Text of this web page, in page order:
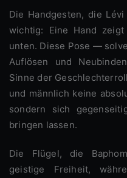
Die Handgesten, die Lévi Baphomet gab, sind ebenfalls
wichtig: Eine Hand
unten. Diese Pose —
Auflösen und
Sinne der
und männlich keine
sondern sich
bringen lassen.
Die Flügel, die Baphomet trägt, repräsentieren die
geistige Freiheit,